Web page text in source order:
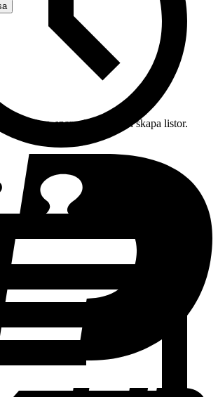
spara drycker och skapa listor.